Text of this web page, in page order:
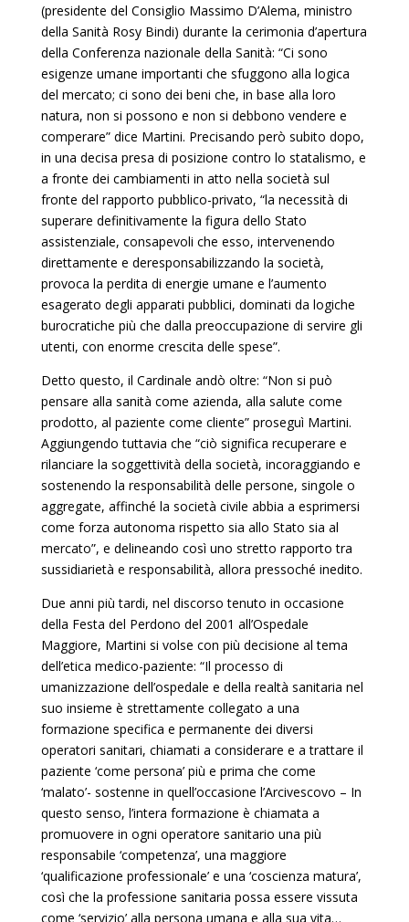
(presidente del Consiglio Massimo D’Alema, ministro
della Sanità Rosy Bindi) durante la cerimonia d’apertura
della Conferenza nazionale della Sanità: “Ci sono
esigenze umane importanti che sfuggono alla logica
del mercato; ci sono dei beni che, in base alla loro
natura, non si possono e non si debbono vendere e
comperare” dice Martini. Precisando però subito dopo,
in una decisa presa di posizione contro lo statalismo, e
a fronte dei cambiamenti in atto nella società sul
fronte del rapporto pubblico-privato, “la necessità di
superare definitivamente la figura dello Stato
assistenziale, consapevoli che esso, intervenendo
direttamente e deresponsabilizzando la società,
provoca la perdita di energie umane e l’aumento
esagerato degli apparati pubblici, dominati da logiche
burocratiche più che dalla preoccupazione di servire gli
utenti, con enorme crescita delle spese”.
Detto questo, il Cardinale andò oltre: “Non si può
pensare alla sanità come azienda, alla salute come
prodotto, al paziente come cliente” proseguì Martini.
Aggiungendo tuttavia che “ciò significa recuperare e
rilanciare la soggettività della società, incoraggiando e
sostenendo la responsabilità delle persone, singole o
aggregate, affinché la società civile abbia a esprimersi
come forza autonoma rispetto sia allo Stato sia al
mercato”, e delineando così uno stretto rapporto tra
sussidiarietà e responsabilità, allora pressoché inedito.
Due anni più tardi, nel discorso tenuto in occasione
della Festa del Perdono del 2001 all’Ospedale
Maggiore, Martini si volse con più decisione al tema
dell’etica medico-paziente: “Il processo di
umanizzazione dell’ospedale e della realtà sanitaria nel
suo insieme è strettamente collegato a una
formazione specifica e permanente dei diversi
operatori sanitari, chiamati a considerare e a trattare il
paziente ‘come persona’ più e prima che come
‘malato’- sostenne in quell’occasione l’Arcivescovo – In
questo senso, l’intera formazione è chiamata a
promuovere in ogni operatore sanitario una più
responsabile ‘competenza’, una maggiore
‘qualificazione professionale’ e una ‘coscienza matura’,
così che la professione sanitaria possa essere vissuta
come ‘servizio’ alla persona umana e alla sua vita…